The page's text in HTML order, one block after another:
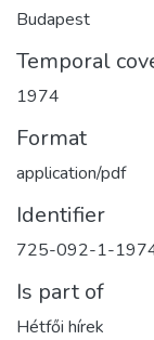
Budapest
Temporal
1974
Format
application/pdf
Identifier
725-092-1-
Is part of
Hétfői hírek